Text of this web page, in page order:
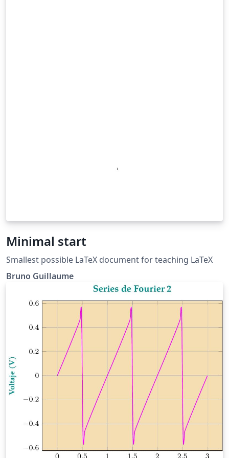
Minimal start
Smallest possible LaTeX document for teaching LaTeX
Bruno Guillaume